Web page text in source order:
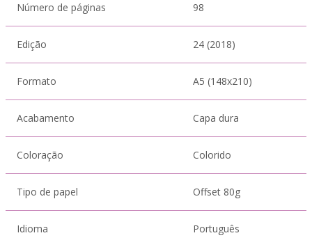
Número de páginas 98
Edição 24 (2018)
Formato A5 (148x210)
Acabamento Capa dura
Coloração Colorido
Tipo de papel Offset 80g
Idioma Português